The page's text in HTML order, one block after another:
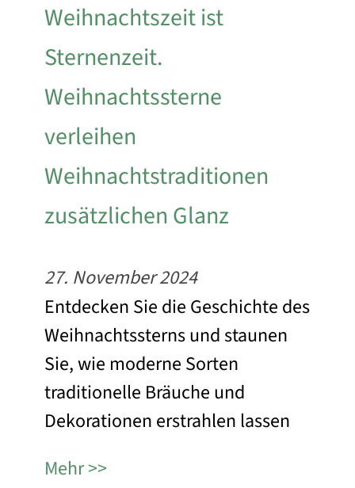
Weihnachtszeit ist
Sternenzeit.
Weihnachtssterne
verleihen
Weihnachtstraditionen
zusätzlichen Glanz
27. November 2024
Entdecken Sie die Geschichte des
Weihnachtssterns und staunen
Sie, wie moderne Sorten
traditionelle Bräuche und
Dekorationen erstrahlen lassen
Mehr